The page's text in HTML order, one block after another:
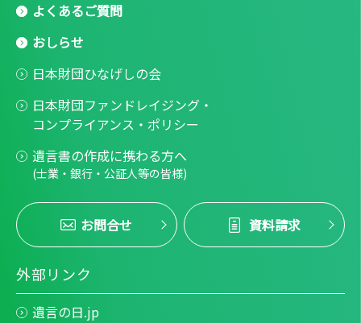
よくあるご質問
おしらせ
日本財団ひなげしの会
日本財団ファンドレイジング・
コンプライアンス・ポリシー
遺言書の作成に携わる方へ
(士業・銀行・公証人等の皆様)
お問合せ 資料請求
外部リンク
遺言の日.jp